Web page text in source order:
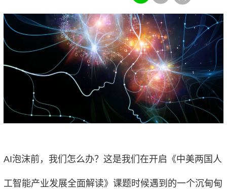
AI泡沫前，我们怎么办？这是我们在开启《中美两国人
工智能产业发展全面解读》课题时候遇到的一个沉甸甸